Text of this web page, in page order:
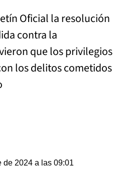
Oficial la resolución
contra la
que los privilegios
los delitos cometidos
de 2024 a las 09:01